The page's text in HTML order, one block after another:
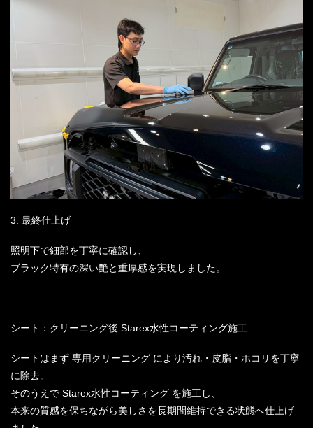
3. 最終仕上げ
照明下で細部を丁寧に確認し、
ブラック特有の深い艶と重厚感を実現しました。
シート：クリーニング後 Starex水性コーティング施工
シートはまず 専用クリーニング により汚れ・皮脂・ホコリを丁寧
に除去。
そのうえで Starex水性コーティング を施工し、
本来の質感を保ちながら美しさを長期間維持できる状態へ仕上げ